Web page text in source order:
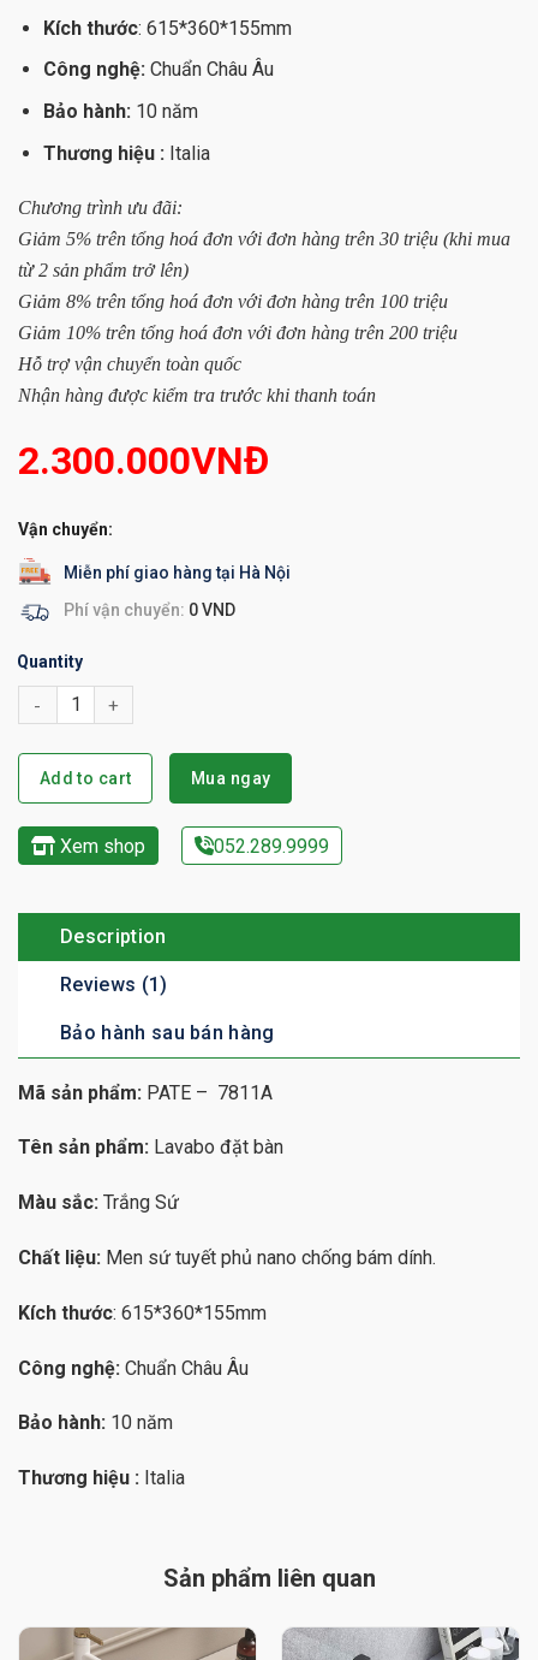
Kích thước: 615*360*155mm
Công nghệ:Chuẩn Châu Âu
Bảo hành:10 năm
Thương hiệu : Italia
Chương trình ưu đãi:
Giảm 5% trên tổng hoá đơn với đơn hàng trên 30 triệu (khi mua
từ 2 sản phẩm trở lên)
Giảm 8% trên tổng hoá đơn với đơn hàng trên 100 triệu
Giảm 10% trên tổng hoá đơn với đơn hàng trên 200 triệu
Hỗ trợ vận chuyển toàn quốc
Nhận hàng được kiểm tra trước khi thanh toán
2.300.000VNĐ
Vận chuyển:
Miễn phí giao hàng tại Hà Nội
Phí vận chuyển: 0 VND
Quantity
Add to cart Mua ngay
Xem shop 052.289.9999
Description
Reviews (1)
Bảo hành sau bán hàng
Mã sản phẩm: PATE – 7811A
Tên sản phẩm: Lavabo đặt bàn
Màu sắc: Trắng Sứ
Chất liệu: Men sứ tuyết phủ nano chống bám dính.
Kích thước: 615*360*155mm
Công nghệ: Chuẩn Châu Âu
Bảo hành: 10 năm
Thương hiệu : Italia
Sản phẩm liên quan